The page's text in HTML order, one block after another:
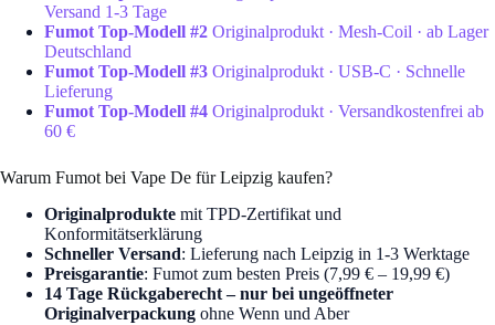
Versand 1-3 Tage
Fumot Top-Modell #2 Originalprodukt · Mesh-Coil · ab Lager
Deutschland
Fumot Top-Modell #3 Originalprodukt · USB-C · Schnelle
Lieferung
Fumot Top-Modell #4 Originalprodukt · Versandkostenfrei ab
60 €
Warum Fumot bei Vape De für Leipzig kaufen?
Originalprodukte mit TPD-Zertifikat und
Konformitätserklärung
Schneller Versand: Lieferung nach Leipzig in 1-3 Werktage
Preisgarantie: Fumot zum besten Preis (7,99 € – 19,99 €)
14 Tage Rückgaberecht – nur bei ungeöffneter
Originalverpackung ohne Wenn und Aber